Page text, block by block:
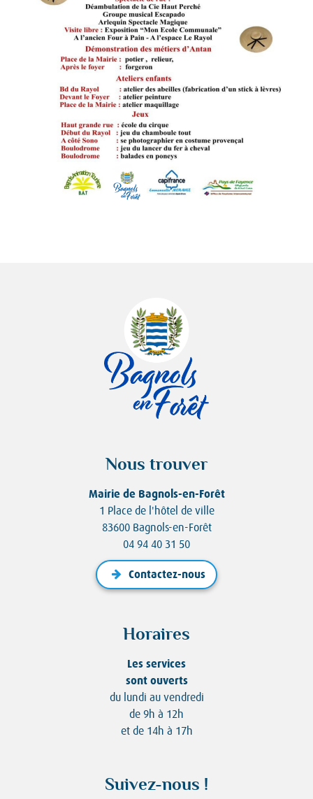
Nous trouver
Mairie de Bagnols-en-Forêt
1 Place de l'hôtel de ville
83600 Bagnols-en-Forêt
04 94 40 31 50
Contactez-nous
Horaires
Les services
sont ouverts
du lundi au vendredi
de 9h à 12h
et de 14h à 17h
Suivez-nous !